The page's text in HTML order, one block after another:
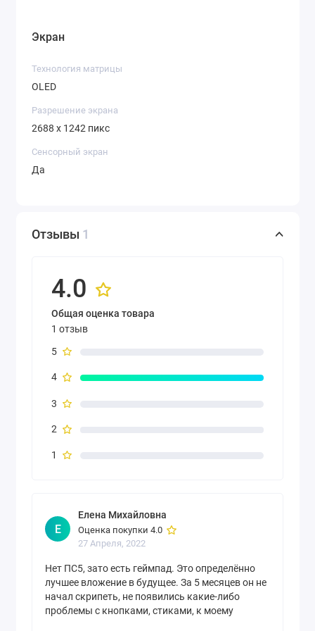
Экран
Технология матрицы
OLED
Разрешение экрана
2688 x 1242 пикс
Сенсорный экран
Да
Отзывы 1
4.0
Общая оценка товара
1 отзыв
5
4
3
2
1
Е
Елена Михайловна
Оценка покупки 4.0
27 Апреля, 2022
Нет ПС5, зато есть геймпад. Это определённо
лучшее вложение в будущее. За 5 месяцев он не
начал скрипеть, не появились какие-либо
проблемы с кнопками, стиками, к моему